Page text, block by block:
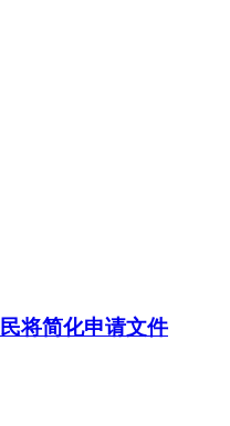
将简化申请文件